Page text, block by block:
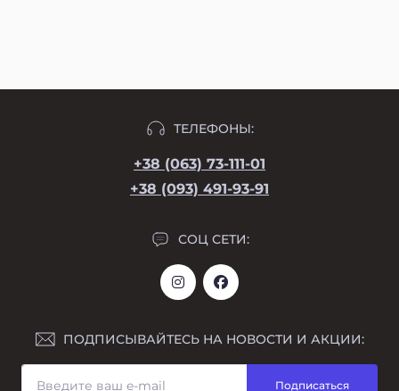
ТЕЛЕФОНЫ:
+38 (063) 73-111-01
+38 (093) 491-93-91
СОЦ СЕТИ:
ПОДПИСЫВАЙТЕСЬ НА НОВОСТИ И АКЦИИ:
Подписаться